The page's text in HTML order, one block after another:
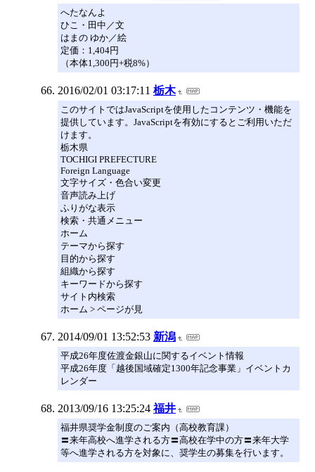
へたなんよ
ひこ・田中／文
はまの ゆか／絵
定価：1,404円
（本体1,300円+税8%）
2016/02/01 03:17:11 栃木
このサイトではJavaScriptを使用したコンテンツ・機能を
提供しています。JavaScriptを有効にするとご利用いただ
けます。
栃木県
TOCHIGI PREFECTURE
Foreign Language
文字サイズ・色合い変更
音声読み上げ
ふりがな表示
検索・共通メニュー
ホーム
テーマから探す
目的から探す
組織から探す
キーワードから探す
サイト内検索
ホーム > ページが見
2014/09/01 13:52:53 新潟
平成26年度佐渡金銀山に関するイベント情報
平成26年度「越後国域確定1300年記念事業」イベントカ
レンダー
2013/09/16 13:25:24 福井
福井県奨学金制度のご案内（高校教育課）
〓来年高校へ進学される方〓高校在学中の方〓来年大学
等へ進学される方を対象に、奨学生の募集を行います。